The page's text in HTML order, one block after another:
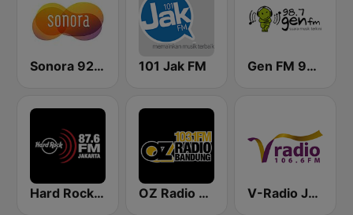
Sonora 92.0 FM 101 Jak FM Gen FM 98.7
Hard Rock FM 87.6 - Jakarta OZ Radio Bandung V-Radio Jakarta 106.6 FM